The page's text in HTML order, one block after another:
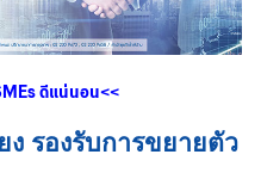
ดีแน่นอน<<
ง รองรับการขยายตัว